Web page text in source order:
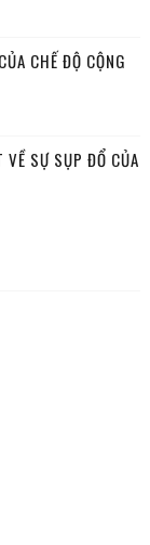
CHẾ ĐỘ CỘNG
SỰ SỤP ĐỔ CỦA